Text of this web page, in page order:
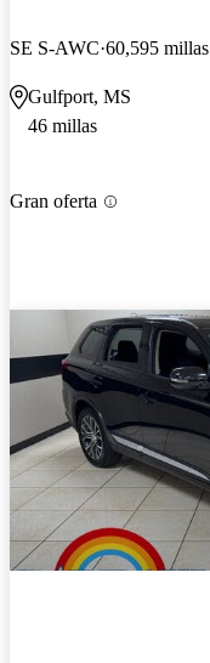
SE S-AWC 60,595 millas
Gulfport, MS
46 millas
Gran oferta